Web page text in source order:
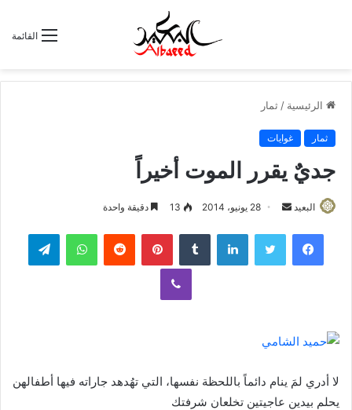
القائمة
الرئيسية / ثمار
ثمار غوايات
جديٌ يقرر الموت أخيراً
البعيد
س
ل
د
28 يونيو، 2014 13 دقيقة واحدة
لينكدإن بينتيريست واتساب
ڤايبر
لا أدري لمَ ينام دائماً باللحظة نفسها، التي تهُدهد جاراته فيها أطفالهن
يحلم بيدين عاجيتين تخلعان شرفتك